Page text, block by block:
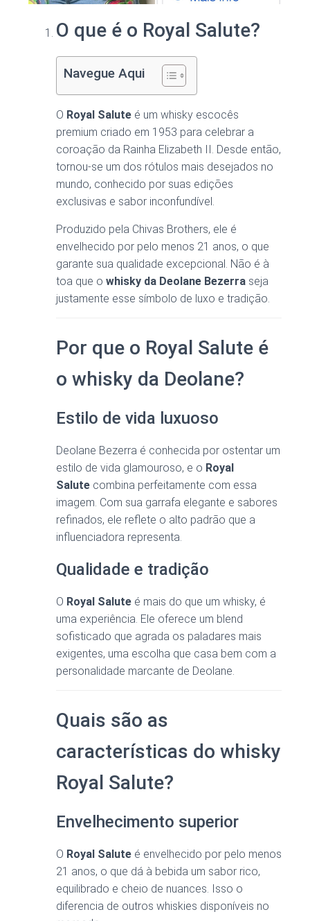
O que é o Royal Salute?
Navegue Aqui
O Royal Salute é um whisky escocês
premium criado em 1953 para celebrar a
coroação da Rainha Elizabeth II. Desde então,
tornou-se um dos rótulos mais desejados no
mundo, conhecido por suas edições
exclusivas e sabor inconfundível.
Produzido pela Chivas Brothers, ele é
envelhecido por pelo menos 21 anos, o que
garante sua qualidade excepcional. Não é à
toa que o whisky da Deolane Bezerra seja
justamente esse símbolo de luxo e tradição.
Por que o Royal Salute é
o whisky da Deolane?
Estilo de vida luxuoso
Deolane Bezerra é conhecida por ostentar um
estilo de vida glamouroso, e o Royal
Salute combina perfeitamente com essa
imagem. Com sua garrafa elegante e sabores
refinados, ele reflete o alto padrão que a
influenciadora representa.
Qualidade e tradição
O Royal Salute é mais do que um whisky, é
uma experiência. Ele oferece um blend
sofisticado que agrada os paladares mais
exigentes, uma escolha que casa bem com a
personalidade marcante de Deolane.
Quais são as
características do whisky
Royal Salute?
Envelhecimento superior
O Royal Salute é envelhecido por pelo menos
21 anos, o que dá à bebida um sabor rico,
equilibrado e cheio de nuances. Isso o
diferencia de outros whiskies disponíveis no